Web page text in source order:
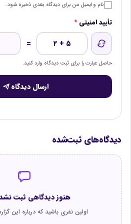
نام و ایمیل من برای دیدگاه بعدی ذخیره شود.
تأیید امنیتی*
۲ + ۵ =
حاصل عبارت را برای ثبت دیدگاه وارد کنید.
ارسال دیدگاه
دیدگاه‌های ثبت‌شده
هنوز دیدگاهی ثبت
اولین نفری باشید که درباره این